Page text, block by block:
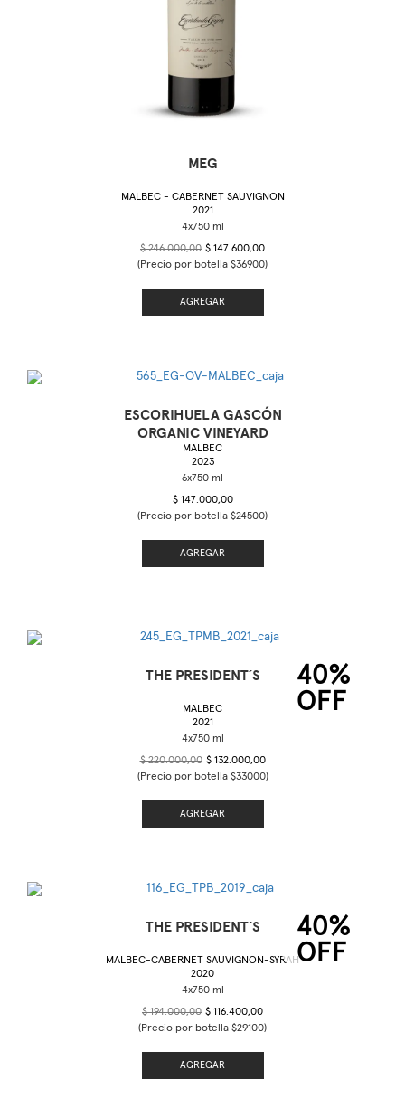
MEG
MALBEC - CABERNET SAUVIGNON
2021
$ 246.000,00 $ 147.600,00
(Precio por botella $36900)
AGREGAR
ESCORIHUELA GASCÓN
ORGANIC VINEYARD
MALBEC
2023
$ 147.000,00
(Precio por botella $24500)
AGREGAR
40%
OFF
THE PRESIDENT´S
MALBEC
2021
$ 220.000,00 $ 132.000,00
(Precio por botella $33000)
AGREGAR
40%
OFF
THE PRESIDENT´S
MALBEC-CABERNET SAUVIGNON-SYRAH
2020
$ 194.000,00 $ 116.400,00
(Precio por botella $29100)
AGREGAR